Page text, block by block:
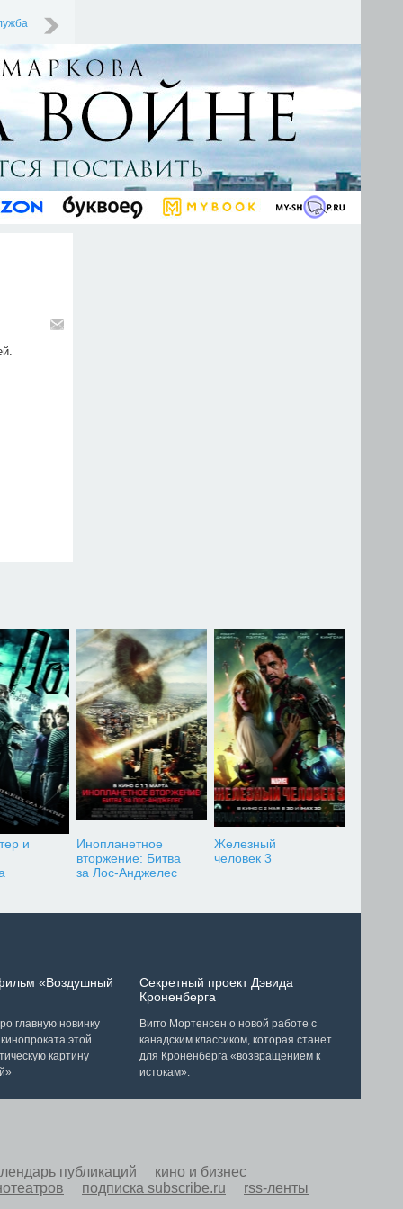
и
Инопланетное
вторжение: Битва
за Лос-Анджелес
Железный
человек 3
«Воздушный
главную новинку
этой
картину
Секретный проект Дэвида
Кроненберга
Вигго Мортенсен о новой работе с
канадским классиком, которая станет
для Кроненберга «возвращением к
истокам».
публикаций
кино и бизнес
подписка subscribe.ru rss-ленты